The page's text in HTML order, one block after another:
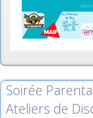
Soirée
Ateliers de